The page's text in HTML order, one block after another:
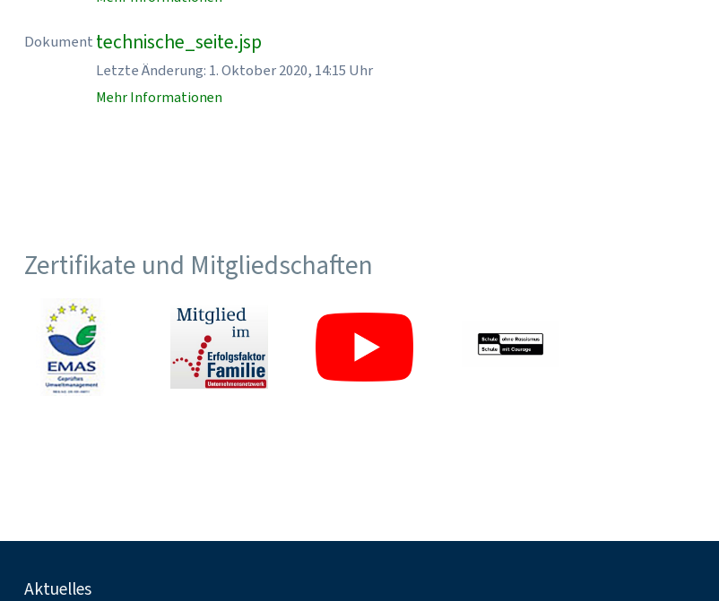
Dokument technische_seite.jsp
Letzte Änderung: 1. Oktober 2020, 14:15 Uhr
Mehr Informationen
Zertifikate und Mitgliedschaften
Fußnavigation
Aktuelles